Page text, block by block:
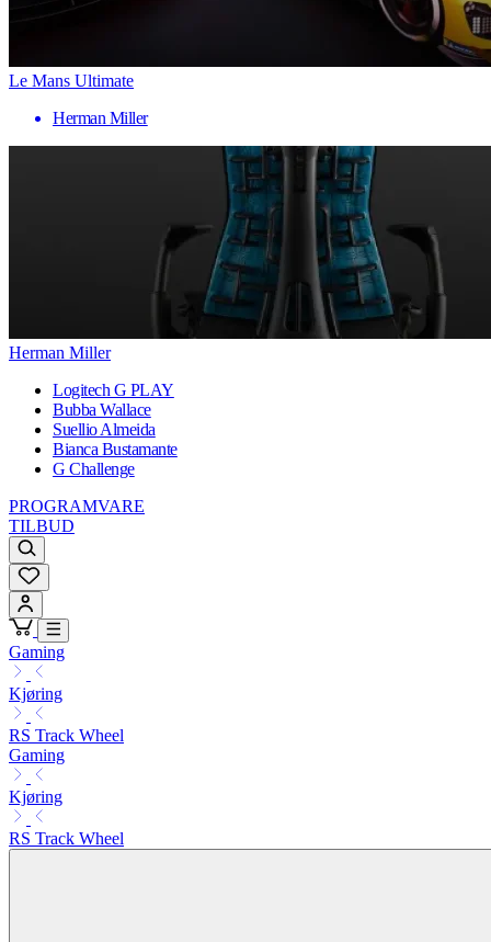
Le Mans Ultimate
Herman Miller
Herman Miller
Logitech G PLAY
Bubba Wallace
Suellio Almeida
Bianca Bustamante
G Challenge
PROGRAMVARE
TILBUD
Gaming
Kjøring
RS Track Wheel
Gaming
Kjøring
RS Track Wheel